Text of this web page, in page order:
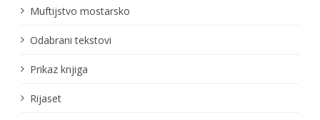
Muftijstvo mostarsko
Odabrani tekstovi
Prikaz knjiga
Rijaset